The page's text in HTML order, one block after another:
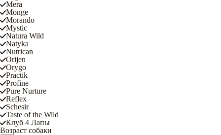
Mera
Monge
Morando
Mystic
Natura Wild
Natyka
Nutrican
Orijen
Orygo
Practik
Profine
Pure Nurture
Reflex
Schesir
Taste of the Wild
Клуб 4 Лапы
Возраст собаки